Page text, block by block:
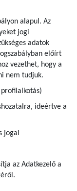
alapul. Az
jogi
adatok
előírt
vezethet, hogy a
nem tudjuk.
ideértve a
jogai
az Adatkezelő a